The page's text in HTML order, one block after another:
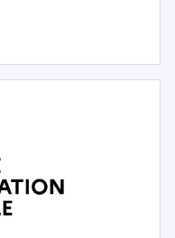
Métier au sein du